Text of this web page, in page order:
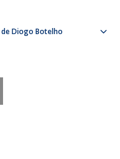
de Diogo Botelho